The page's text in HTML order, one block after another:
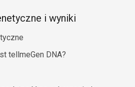
i wyniki
tellmeGen DNA?